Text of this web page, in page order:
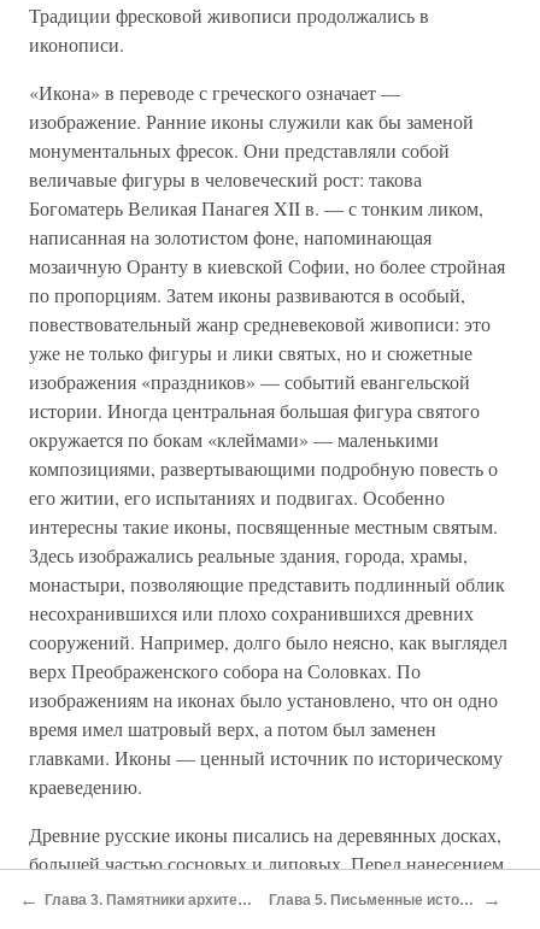
Традиции фресковой живописи продолжались в
иконописи.
«Икона» в переводе с греческого означает —
изображение. Ранние иконы служили как бы заменой
монументальных фресок. Они представляли собой
величавые фигуры в человеческий рост: такова
Богоматерь Великая Панагея XII в. — с тонким ликом,
написанная на золотистом фоне, напоминающая
мозаичную Оранту в киевской Софии, но более стройная
по пропорциям. Затем иконы развиваются в особый,
повествовательный жанр средневековой живописи: это
уже не только фигуры и лики святых, но и сюжетные
изображения «праздников» — событий евангельской
истории. Иногда центральная большая фигура святого
окружается по бокам «клеймами» — маленькими
композициями, развертывающими подробную повесть о
его житии, его испытаниях и подвигах. Особенно
интересны такие иконы, посвященные местным святым.
Здесь изображались реальные здания, города, храмы,
монастыри, позволяющие представить подлинный облик
несохранившихся или плохо сохранившихся древних
сооружений. Например, долго было неясно, как выглядел
верх Преображенского собора на Соловках. По
изображениям на иконах было установлено, что он одно
время имел шатровый верх, а потом был заменен
главками. Иконы — ценный источник по историческому
краеведению.
Древние русские иконы писались на деревянных досках,
большей частью сосновых и липовых. Перед нанесением
рисунка доски покрывали алебастровым грунтом —
← Глава 3. Памятники архитектуры Глава 5. Письменные источники →